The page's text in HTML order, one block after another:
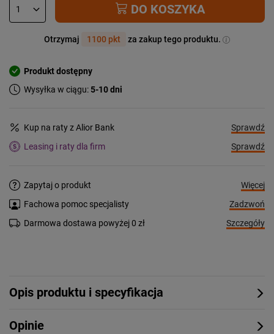
DO KOSZYKA
Otrzymaj 1100 pkt za zakup tego produktu.
Produkt dostępny
Wysyłka w ciągu:5-10 dni
Kup na raty z Alior Bank
Sprawdź
Leasing i raty dla firm
Sprawdź
Zapytaj o produkt
Więcej
Fachowa pomoc specjalisty
Zadzwoń
Darmowa dostawa powyżej 0 zł
Szczegóły
Opis produktu i specyfikacja
Opinie